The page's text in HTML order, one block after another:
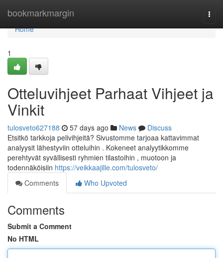
bookmarkmargin
Home
Home
1
Otteluvihjeet Parhaat Vihjeet ja
Vinkit
tulosveto627188 57 days ago News
Discuss
Etsitkö tarkkoja pelivihjeitä? Sivustomme tarjoaa kattavimmat
analyysit lähestyviin otteluihin . Kokeneet analyytikkomme
perehtyvät syvällisesti ryhmien tilastoihin , muotoon ja
todennäköisiin https://veikkaajille.com/tulosveto/
Comments
Who Upvoted
Comments
Submit a Comment
No HTML